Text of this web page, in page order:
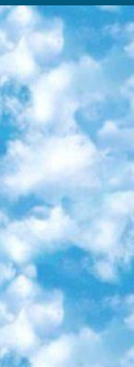
и темам (урокам). Каждый урок состоит из видеолекций и конспектов. Есть также интерактивные тренажёры и тесты для закрепления пройденного материала. Даже если вы давно окончили школу, возможность повторить программу старших классов всегда может пригодиться. 9. Edutainme Ещё один ресурс об образовании. В отличие от Newtonew, как мне кажется, Edutainme больше ориентируется на представителей индустрии: педагогов, предпринимателей, разработчиков образовательных проектов. Но и любой, кто просто стремится к саморазвитию, найдёт на сайте много полезного и интересного для себя. Например, информацию о новых курсах и образовательных сервисах. 10. Newtonew Онлайн-медиа об образовании и обучении в широком смысле. Авторы Newtonew пишут об инструментах, заведениях, тактиках и стратегиях, которые помогают учить других и получать новые знания самостоятельно. На этой площадке вы найдёте новости, обзоры, аналитические мат